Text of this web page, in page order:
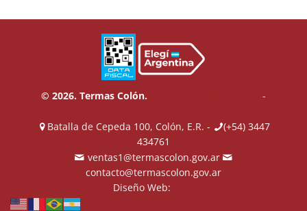
© 2026. Termas Colón.
-
Batalla de Cepeda 100, Colón, E.R. -
(+54) 3447
434761
ventas1@termascolon.gov.ar
contacto@termascolon.gov.ar
Diseño Web: